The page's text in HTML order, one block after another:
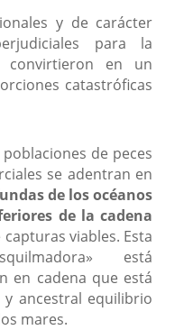
y de carácter
para la
convirtieron en un
catastróficas
de peces
se adentran en
de los océanos
de la cadena
capturas viables. Esta
está
en cadena que está
ancestral equilibrio
mares.